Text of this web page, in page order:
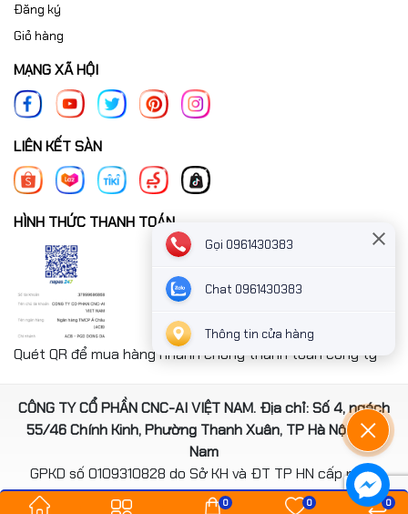
Đăng ký
Giỏ hàng
MẠNG XÃ HỘI
LIÊN KẾT SÀN
HÌNH THỨC THANH TOÁN
Quét QR để mua hàng nhanh chóng thanh toán công ty
CÔNG TY CỔ PHẦN CNC-AI VIỆT NAM. Địa chỉ: Số 4, ngách
55/46 Chính Kinh, Phường Thanh Xuân, TP Hà Nội, Việt
Nam
GPKD số 0109310828 do Sở KH và ĐT TP HN cấp ngày
14/08/2020
0 0 0
Gọi 0961430383
Chat 0961430383
Thông tin cửa hàng